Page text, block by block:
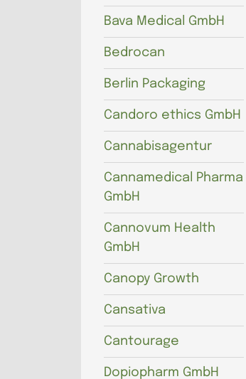
Bava Medical GmbH
Bedrocan
Berlin Packaging
Candoro ethics GmbH
Cannabisagentur
Cannamedical Pharma
GmbH
Cannovum Health
GmbH
Canopy Growth
Cansativa
Cantourage
Dopiopharm GmbH